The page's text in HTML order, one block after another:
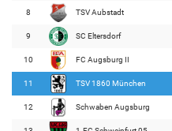
8 TSV Aubstadt
9 SC Eltersdorf
10 FC Augsburg II
11 TSV 1860 München
12 Schwaben Augsburg